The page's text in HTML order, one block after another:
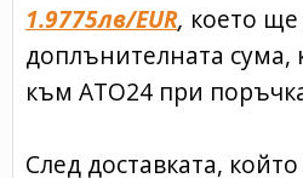
1.9775лв/EUR, което
доплънителната сума,
към ATO24 при
След доставката,